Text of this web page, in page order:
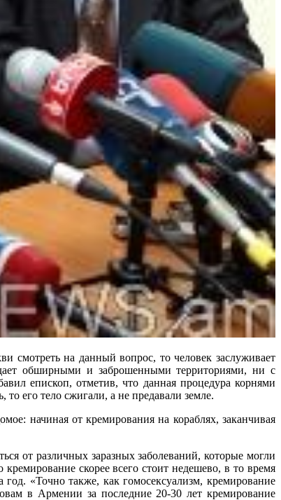
смотреть на данный вопрос, то человек заслуживает
обширными и заброшенными территориями, ни с
епископ, отметив, что данная процедура корнями
то его тело сжигали, а не предавали земле.
начиная от кремирования на кораблях, заканчивая
от различных заразных заболеваний, которые могли
скорее всего стоит недешево, в то время
«Точно также, как гомосексуализм, кремирование
в Армении за последние 20-30 лет кремирование